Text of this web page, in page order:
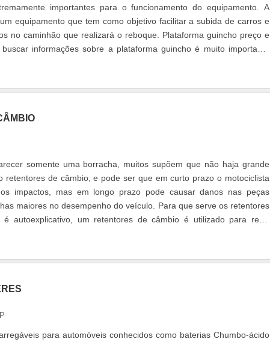
importantes para o funcionamento do equipamento. A
equipamento que tem como objetivo facilitar a subida de carros e
no caminhão que realizará o reboque. Plataforma guincho preço e
informações sobre a plataforma guincho é muito importante
somente uma borracha, muitos supõem que não haja grande
retentores de câmbio, e pode ser que em curto prazo o motociclista
impactos, mas em longo prazo pode causar danos nas peças
maiores no desempenho do veículo. Para que serve os retentores
autoexplicativo, um retentores de câmbio é utilizado para reter
para automóveis conhecidos como baterias Chumbo-ácido